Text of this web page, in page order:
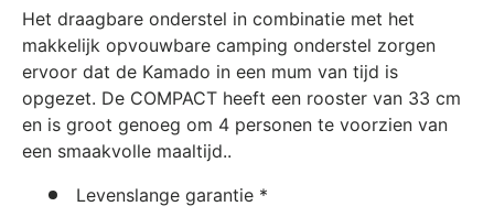
Het draagbare onderstel in combinatie met het
makkelijk opvouwbare camping onderstel zorgen
ervoor dat de Kamado in een mum van tijd is
opgezet. De COMPACT heeft een rooster van 33 cm
en is groot genoeg om 4 personen te voorzien van
een smaakvolle maaltijd..
Levenslange garantie *